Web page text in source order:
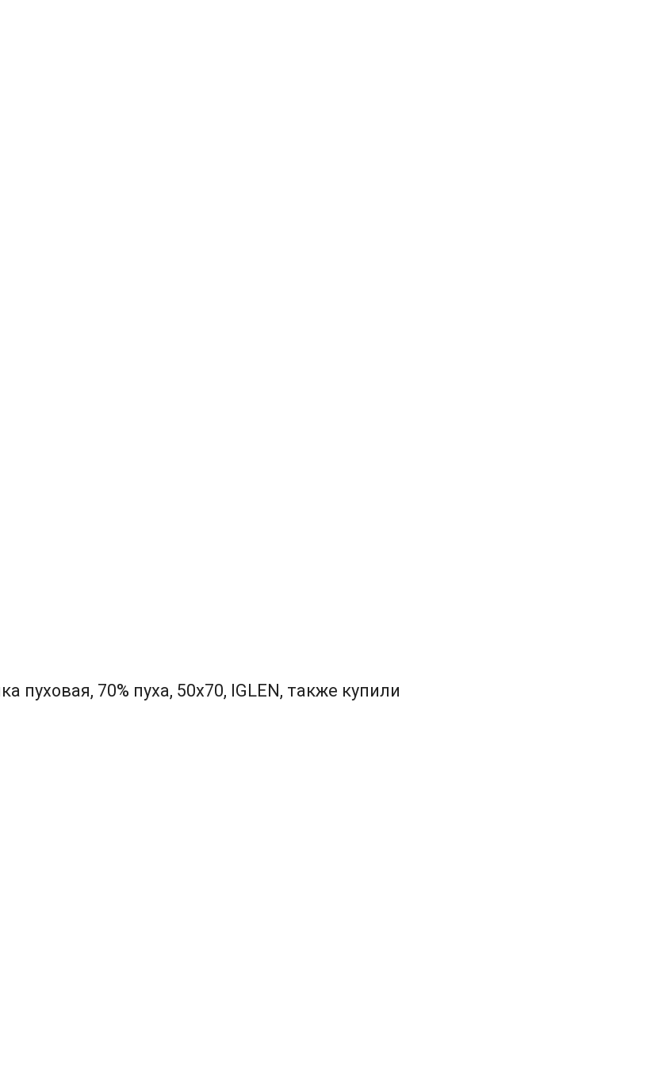
70% пуха, 50х70, IGLEN, также купили